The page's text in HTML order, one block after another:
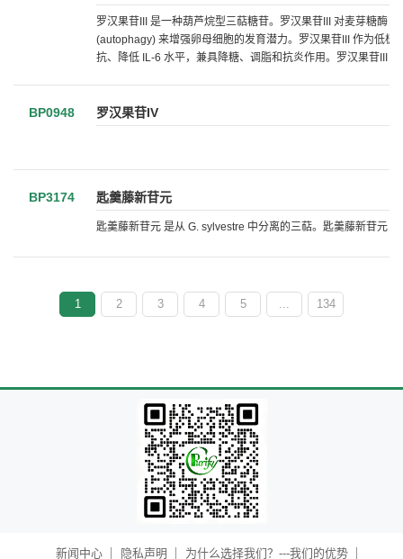
罗汉果苷III 是一种葫芦烷型三萜糖苷。罗汉果苷III 对麦芽糖酶
(autophagy) 来增强卵母细胞的发育潜力。罗汉果苷III 作为低
抗、降低 IL-6 水平，兼具降糖、调脂和抗炎作用。罗汉果苷III
BP0948 罗汉果苷IV
BP3174 匙羹藤新苷元
匙羹藤新苷元 是从 G. sylvestre 中分离的三萜。匙羹藤新苷元
1 2 3 4 5 ... 134
新闻中心 隐私声明 为什么选择我们？---我们的优势